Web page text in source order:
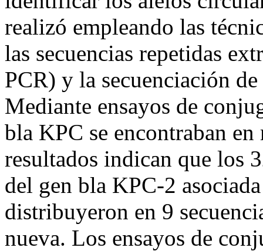
realizó empleando las
las secuencias repetidas
PCR) y la secuenciación
Mediante ensayos de
bla KPC se encontraban
resultados indican que los
del gen bla KPC-2
distribuyeron en 9
nueva. Los ensayos de